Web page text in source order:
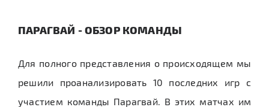
ПАРАГВАЙ - ОБЗОР КОМАНДЫ
Для полного представления о происходящем мы
решили проанализировать 10 последних игр с
участием команды Парагвай. В этих матчах им